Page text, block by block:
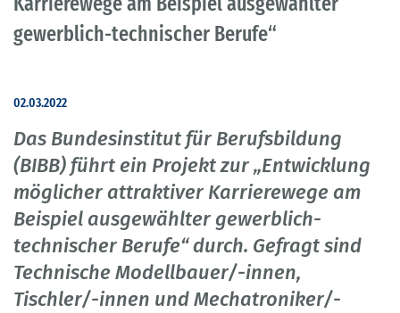
gewerblich-technischer Berufe“
02.03.2022
Das Bundesinstitut für Berufsbildung
(BIBB) führt ein Projekt zur „Entwicklung
möglicher attraktiver Karrierewege am
Beispiel ausgewählter gewerblich-
technischer Berufe“ durch. Gefragt sind
Technische Modellbauer/-innen,
Tischler/-innen und Mechatroniker/-